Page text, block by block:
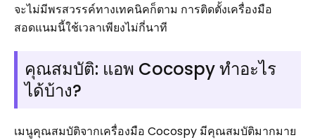
จะไม่มีพรสวรรค์ทางเทคนิคก็ตาม การติดตั้งเครื่องมือ
สอดแนมนี้ใช้เวลาเพียงไม่กี่นาที
คุณสมบัติ: แอพ Cocospy ทำอะไร
ได้บ้าง?
เมนูคุณสมบัติจากเครื่องมือ Cocospy มีคุณสมบัติมากมาย